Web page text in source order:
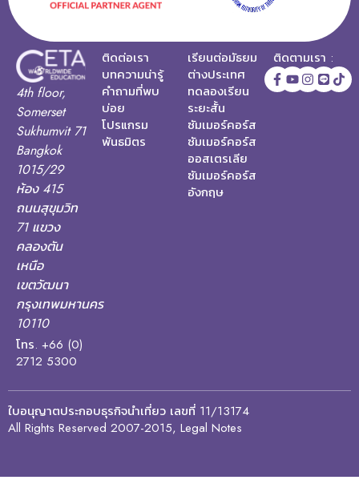
4th floor,
Somerset
Sukhumvit 71
Bangkok
1015/29
ห้อง 415
ถนนสุขุมวิท
71 แขวง
คลองตัน
เหนือ
เขตวัฒนา
กรุงเทพมหานคร
10110
โทร. +66 (0)
2712 5300
ติดต่อเรา
บทความน่ารู้
คำถามที่พบ
บ่อย
โปรแกรม
พันธมิตร
เรียนต่อมัธยม
ต่างประเทศ
ทดลองเรียน
ระยะสั้น
ซัมเมอร์คอร์ส
ซัมเมอร์คอร์ส
ออสเตรเลีย
ซัมเมอร์คอร์ส
อังกฤษ
ติดตามเรา :
ใบอนุญาตประกอบธุรกิจนำเที่ยว เลขที่ 11/13174
All Rights Reserved 2007-2015, Legal Notes